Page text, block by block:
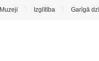
Muzeji Izglītība Garīgā